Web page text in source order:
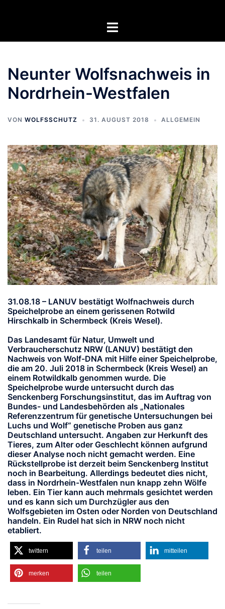
Menü
Neunter Wolfsnachweis in
Nordrhein-Westfalen
VON WOLFSSCHUTZ 31. AUGUST 2018 ALLGEMEIN
31.08.18 – LANUV bestätigt Wolfnachweis durch
Speichelprobe an einem gerissenen Rotwild
Hirschkalb in Schermbeck (Kreis Wesel).
Das Landesamt für Natur, Umwelt und
Verbraucherschutz NRW (LANUV) bestätigt den
Nachweis von Wolf-DNA mit Hilfe einer Speichelprobe,
die am 20. Juli 2018 in Schermbeck (Kreis Wesel) an
einem Rotwildkalb genommen wurde. Die
Speichelprobe wurde untersucht durch das
Senckenberg Forschungsinstitut, das im Auftrag von
Bundes- und Landesbehörden als „Nationales
Referenzzentrum für genetische Untersuchungen bei
Luchs und Wolf“ genetische Proben aus ganz
Deutschland untersucht. Angaben zur Herkunft des
Tieres, zum Alter oder Geschlecht können aufgrund
dieser Analyse noch nicht gemacht werden. Eine
Rückstellprobe ist derzeit beim Senckenberg Institut
noch in Bearbeitung. Allerdings bedeutet dies nicht,
dass in Nordrhein-Westfalen nun knapp zehn Wölfe
leben. Ein Tier kann auch mehrmals gesichtet werden
und es kann sich um Durchzügler aus den
Wolfsgebieten im Osten oder Norden von Deutschland
handeln. Ein Rudel hat sich in NRW noch nicht
etabliert.
twittern teilen mitteilen
merken teilen